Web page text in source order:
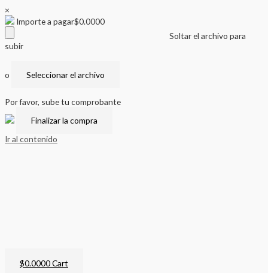
×
Importe a pagar$0.0000
Soltar el archivo para
subir
o Seleccionar el archivo
Por favor, sube tu comprobante
Ir al contenido
$0.0000Cart